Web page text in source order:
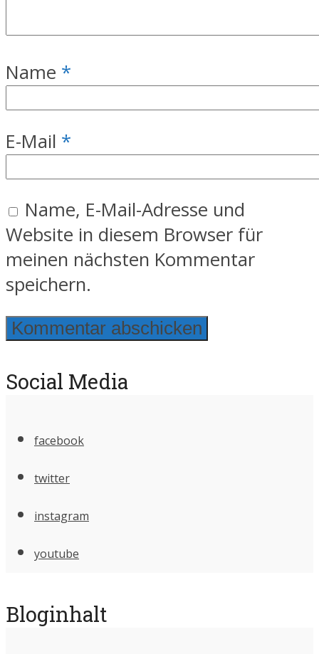
Name *
E-Mail *
Name, E-Mail-Adresse und
Website in diesem Browser für
meinen nächsten Kommentar
speichern.
Social Media
facebook
twitter
instagram
youtube
Bloginhalt